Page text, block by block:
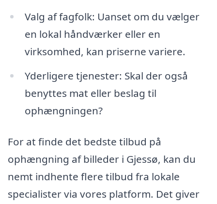
Valg af fagfolk: Uanset om du vælger
en lokal håndværker eller en
virksomhed, kan priserne variere.
Yderligere tjenester: Skal der også
benyttes mat eller beslag til
ophængningen?
For at finde det bedste tilbud på
ophængning af billeder i Gjessø, kan du
nemt indhente flere tilbud fra lokale
specialister via vores platform. Det giver